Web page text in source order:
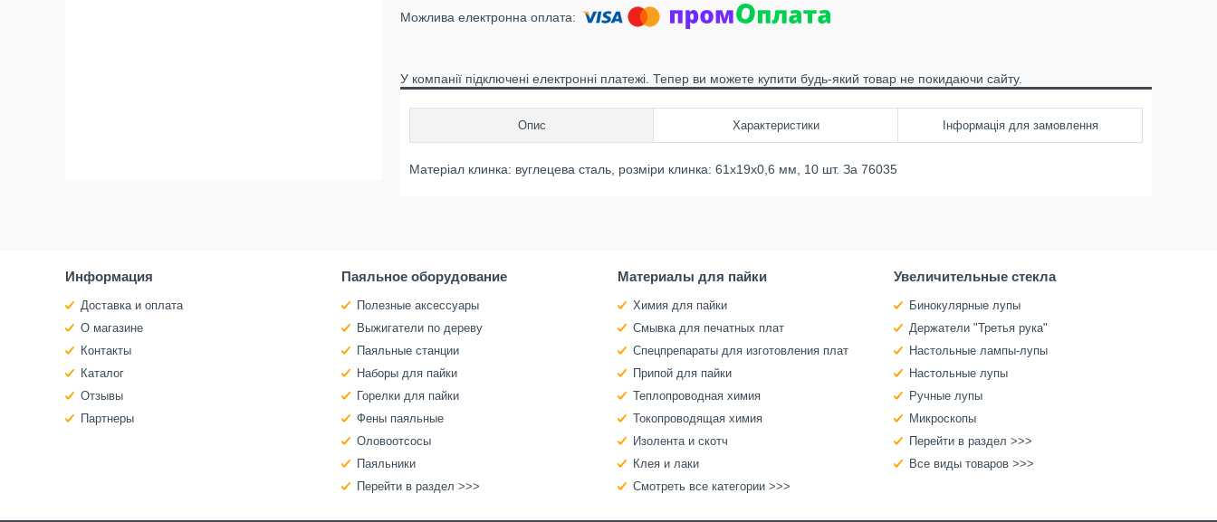
У компанії підключені електронні платежі. Тепер ви можете купити будь-який товар не покидаючи сайту.
Опис Характеристики Інформація для замовлення
Матеріал клинка: вуглецева сталь, розміри клинка: 61x19x0,6 мм, 10 шт. За 76035
Информация
Доставка и оплата
О магазине
Контакты
Каталог
Отзывы
Партнеры
Паяльное оборудование
Полезные аксессуары
Выжигатели по дереву
Паяльные станции
Наборы для пайки
Горелки для пайки
Фены паяльные
Оловоотсосы
Паяльники
Перейти в раздел >>>
Материалы для пайки
Химия для пайки
Смывка для печатных плат
Спецпрепараты для изготовления плат
Припой для пайки
Теплопроводная химия
Токопроводящая химия
Изолента и скотч
Клея и лаки
Смотреть все категории >>>
Увеличительные стекла
Бинокулярные лупы
Держатели "Третья рука"
Настольные лампы-лупы
Настольные лупы
Ручные лупы
Микроскопы
Перейти в раздел >>>
Все виды товаров >>>